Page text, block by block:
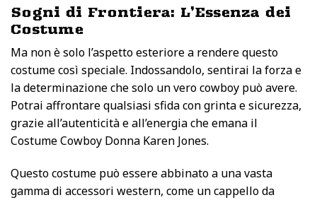
Sogni di Frontiera: L’Essenza dei
Costume
Ma non è solo l’aspetto esteriore a rendere questo
costume così speciale. Indossandolo, sentirai la forza e
la determinazione che solo un vero cowboy può avere.
Potrai affrontare qualsiasi sfida con grinta e sicurezza,
grazie all’autenticità e all’energia che emana il
Costume Cowboy Donna Karen Jones.
Questo costume può essere abbinato a una vasta
gamma di accessori western, come un cappello da